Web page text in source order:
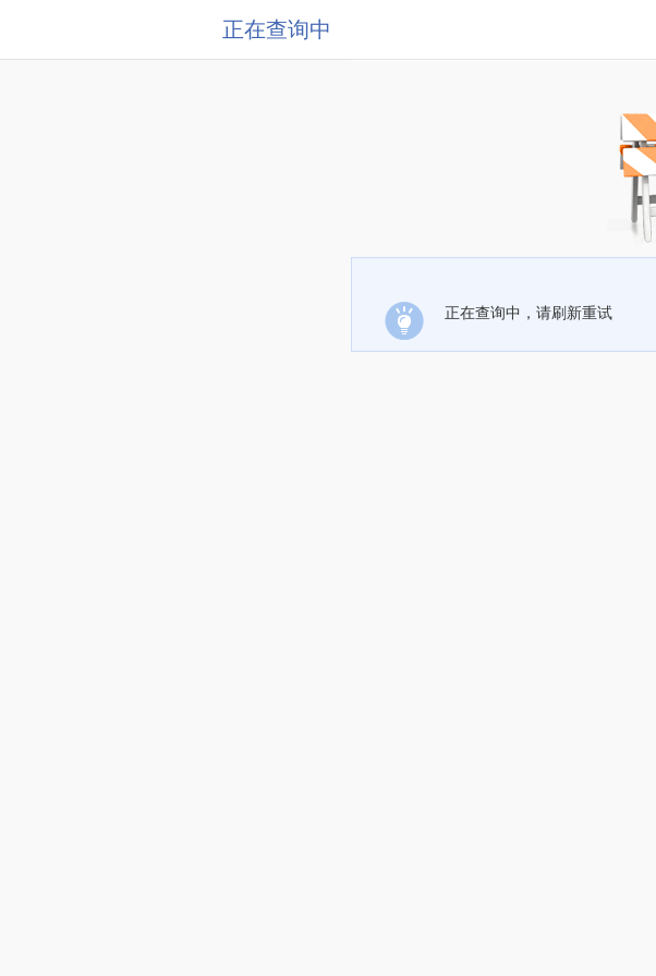
正在查询中
正在查询中，请刷新重试